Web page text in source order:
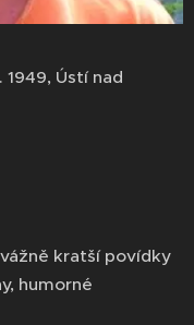
1949, Ústí nad
kratší povídky
humorné